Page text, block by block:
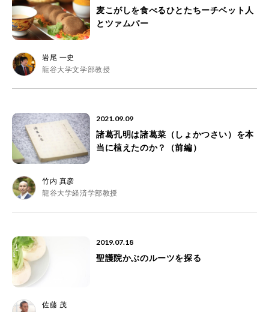
麦こがしを食べるひとたちーチベット人
とツァムパー
岩尾 一史
龍谷大学文学部教授
2021.09.09
諸葛孔明は諸葛菜（しょかつさい）を本
当に植えたのか？（前編）
竹内 真彦
龍谷大学経済学部教授
2019.07.18
聖護院かぶのルーツを探る
佐藤 茂